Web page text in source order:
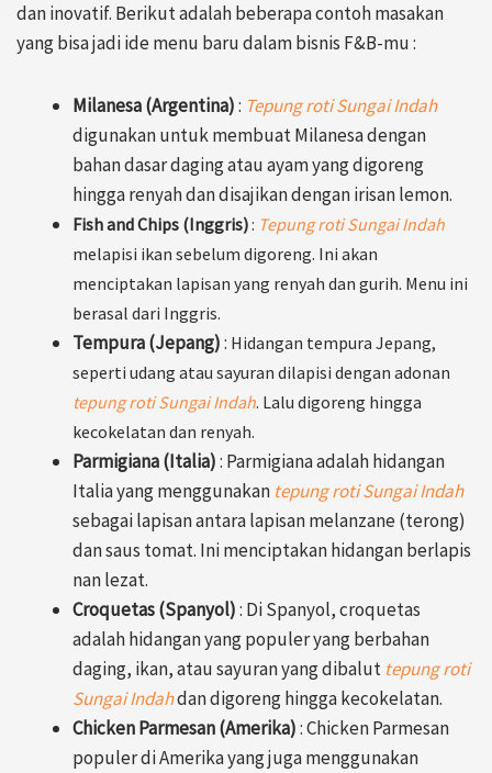
dan inovatif. Berikut adalah beberapa contoh masakan
yang bisa jadi ide menu baru dalam bisnis F&B-mu :
Milanesa (Argentina): Tepung roti Sungai Indah
digunakan untuk membuat Milanesa dengan
bahan dasar daging atau ayam yang digoreng
hingga renyah dan disajikan dengan irisan lemon.
Fish and Chips (Inggris): Tepung roti Sungai Indah
melapisi ikan sebelum digoreng. Ini akan
menciptakan lapisan yang renyah dan gurih. Menu ini
berasal dari Inggris.
Tempura (Jepang): Hidangan tempura Jepang,
seperti udang atau sayuran dilapisi dengan adonan
tepung roti Sungai Indah. Lalu digoreng hingga
kecokelatan dan renyah.
Parmigiana (Italia): Parmigiana adalah hidangan
Italia yang menggunakan tepung roti Sungai Indah
sebagai lapisan antara lapisan melanzane (terong)
dan saus tomat. Ini menciptakan hidangan berlapis
nan lezat.
Croquetas (Spanyol): Di Spanyol, croquetas
adalah hidangan yang populer yang berbahan
daging, ikan, atau sayuran yang dibalut tepung roti
Sungai Indahdan digoreng hingga kecokelatan.
Chicken Parmesan (Amerika): Chicken Parmesan
populer di Amerika yang juga menggunakan